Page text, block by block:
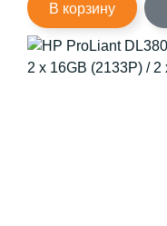
В корзину